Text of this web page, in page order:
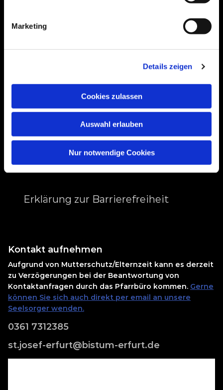
Marketing
Details zeigen
Cookies zulassen
Auswahl erlauben
Nur notwendige Cookies
Bitte akzeptieren Sie Marketing-Cookies,
Accept cookies
Erklärung zur Barrierefreiheit
Kontakt aufnehmen
Aufgrund von Mutterschutz/Elternzeit kann es derzeit
zu Verzögerungen bei der Beantwortung von
Kontaktanfragen durch das Pfarrbüro kommen. Gerne
können Sie sich auch direkt per email an unsere
Seelsorger wenden.
0361 7312385
st.josef-erfurt@bistum-erfurt.de